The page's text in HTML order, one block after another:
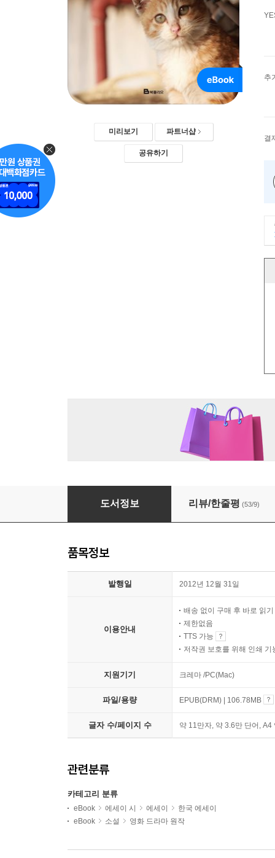
미리보기 파트너샵
공유하기
추
결
나쁜 고양이는 없다
도서정보 리뷰/한줄평 (53/9)
품목정보
발행일 2012년 12월 31일
이용안내
배송 없이 구매 후 바로 읽기
제한없음
TTS 가능
저작권 보호를 위해 인쇄 기
지원기기 크레마 /PC(Mac)
파일/용량 EPUB(DRM) | 106.78MB
글자 수/페이지 수 약 11만자, 약 3.6만 단어,
관련분류
카테고리 분류
eBook 에세이 시 에세이
한국 에세이
eBook
소설 영화 드라마 원작